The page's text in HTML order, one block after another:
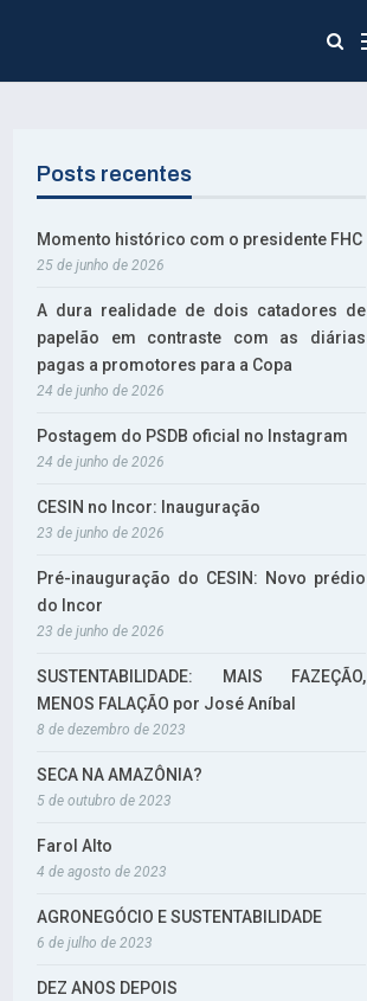
Posts recentes
Momento histórico com o presidente FHC
25 de junho de 2026
A dura realidade de dois catadores de
papelão em contraste com as diárias
pagas a promotores para a Copa
24 de junho de 2026
Postagem do PSDB oficial no Instagram
24 de junho de 2026
CESIN no Incor: Inauguração
23 de junho de 2026
Pré-inauguração do CESIN: Novo prédio
do Incor
23 de junho de 2026
SUSTENTABILIDADE: MAIS FAZEÇÃO,
MENOS FALAÇÃO por José Aníbal
8 de dezembro de 2023
SECA NA AMAZÔNIA?
5 de outubro de 2023
Farol Alto
4 de agosto de 2023
AGRONEGÓCIO E SUSTENTABILIDADE
6 de julho de 2023
DEZ ANOS DEPOIS